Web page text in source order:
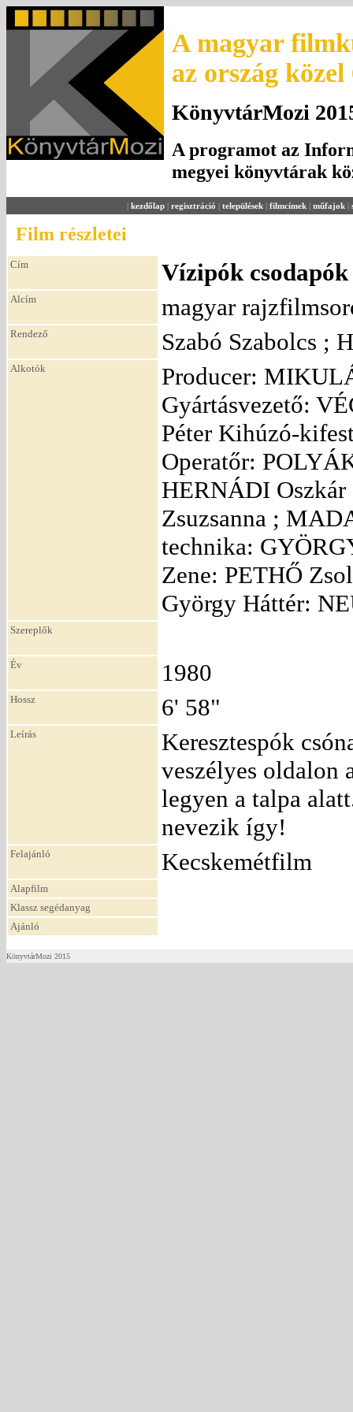
A magyar
az ország
KönyvtárMozi
A programot az
megyei könyvtárak
| kezdőlap | regisztráció | települések | filmcímek | műfajok |
Film részletei
Cím Vízipók
Alcím magyar
Rendező Szabó Szabolcs ;
Alkotók
Producer:
Gyártásvezető:
Péter Kihúzó-
Operatőr:
HERNÁDI
Zsuzsanna ;
technika:
Zene: PETHŐ
György Háttér:
Szereplők
Év 1980
Hossz 6' 58"
Leírás
Keresztespók
veszélyes oldalon
legyen a talpa
nevezik így!
Felajánló Kecskemétfilm
Alapfilm
Klassz segédanyag
Ajánló
KönyvtárMozi 2015